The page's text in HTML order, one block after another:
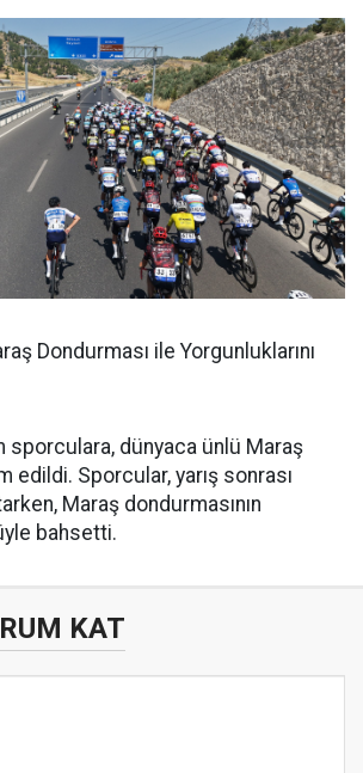
Dondurması ile Yorgunluklarını
sporculara, dünyaca ünlü Maraş
edildi. Sporcular, yarış sonrası
Maraş dondurmasının
bahsetti.
KAT